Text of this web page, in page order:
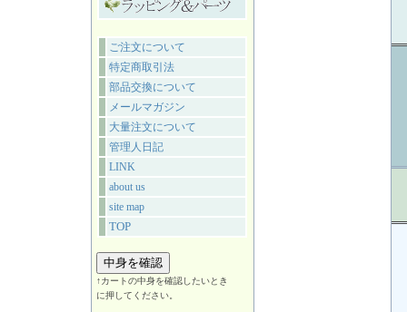
ご注文について
特定商取引法
部品交換について
メールマガジン
大量注文について
管理人日記
LINK
about us
site map
TOP
↑カートの中身を確認したいとき
に押してください。